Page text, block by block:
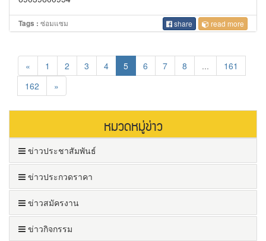
Tags : ซ่อมแซม share read more
« 1 2 3 4 5 6 7 8 ...
161
162
»
หมวดหมู่ข่าว
ข่าวประชาสัมพันธ์
ข่าวประกวดราคา
ข่าวสมัครงาน
ข่าวกิจกรรม